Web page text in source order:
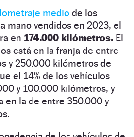
medio de los
mano vendidos en 2023, el
en 174.000 kilómetros. El
está en la franja de entre
y 250.000 kilómetros de
el 14% de los vehículos
y 100.000 kilómetros, y
en la de entre 350.000 y